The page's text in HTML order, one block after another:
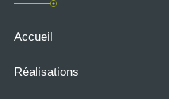
Accueil
Réalisations